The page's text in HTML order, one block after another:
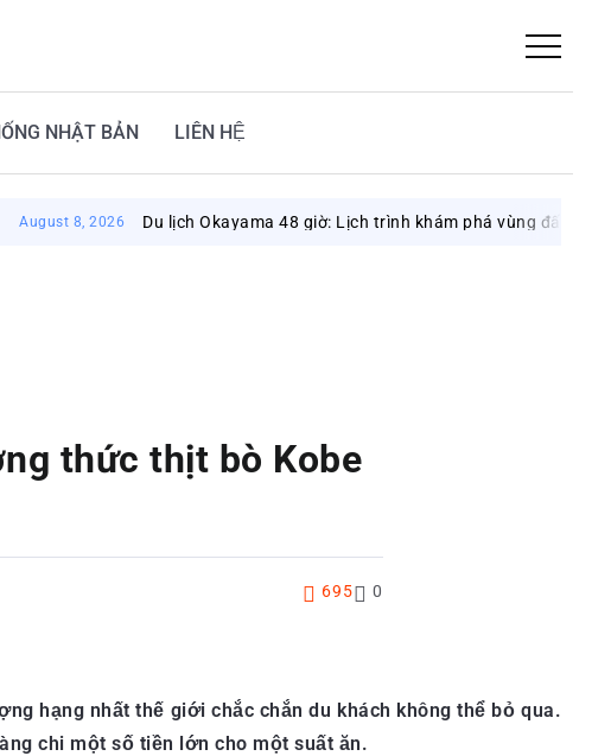
NHẬT BẢN LIÊN HỆ
Du lịch Okayama 48 giờ: Lịch trình khám phá vùng đất mặt trời
thức thịt bò Kobe
695 0
hạng nhất thế giới chắc chắn du khách không thể bỏ qua.
chi một số tiền lớn cho một suất ăn.